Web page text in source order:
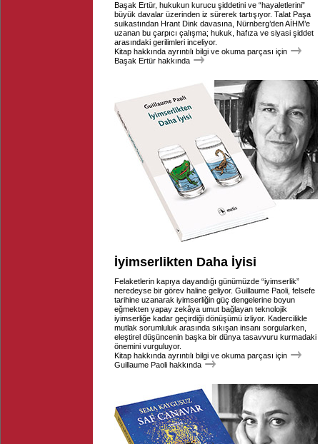
Başak Ertür, hukukun kurucu şiddetini ve “hayaletlerini”
büyük davalar üzerinden iz sürerek tartışıyor. Talat Paşa
suikastından Hrant Dink davasına, Nürnberg’den AİHM’e
uzanan bu çarpıcı çalışma; hukuk, hafıza ve siyasi şiddet
arasındaki gerilimleri inceliyor.
Kitap hakkında ayrıntılı bilgi ve okuma parçası için
Başak Ertür hakkında
İyimserlikten Daha İyisi
Felaketlerin kapıya dayandığı günümüzde “iyimserlik”
neredeyse bir görev haline geliyor. Guillaume Paoli, felsefe
tarihine uzanarak iyimserliğin güç dengelerine boyun
eğmekten yapay zekâya umut bağlayan teknolojik
iyimserliğe kadar geçirdiği dönüşümü izliyor. Kadercilikle
mutlak sorumluluk arasında sıkışan insanı sorgularken,
eleştirel düşüncenin başka bir dünya tasavvuru kurmadaki
önemini vurguluyor.
Kitap hakkında ayrıntılı bilgi ve okuma parçası için
Guillaume Paoli hakkında